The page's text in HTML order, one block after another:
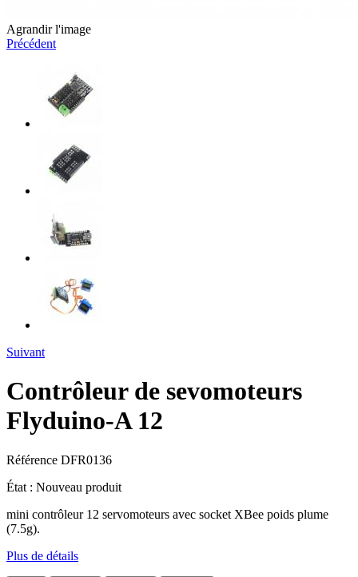
Agrandir l'image
Précédent
Suivant
Contrôleur de sevomoteurs
Flyduino-A 12
Référence DFR0136
État : Nouveau produit
mini contrôleur 12 servomoteurs avec socket XBee poids plume
(7.5g).
Plus de détails